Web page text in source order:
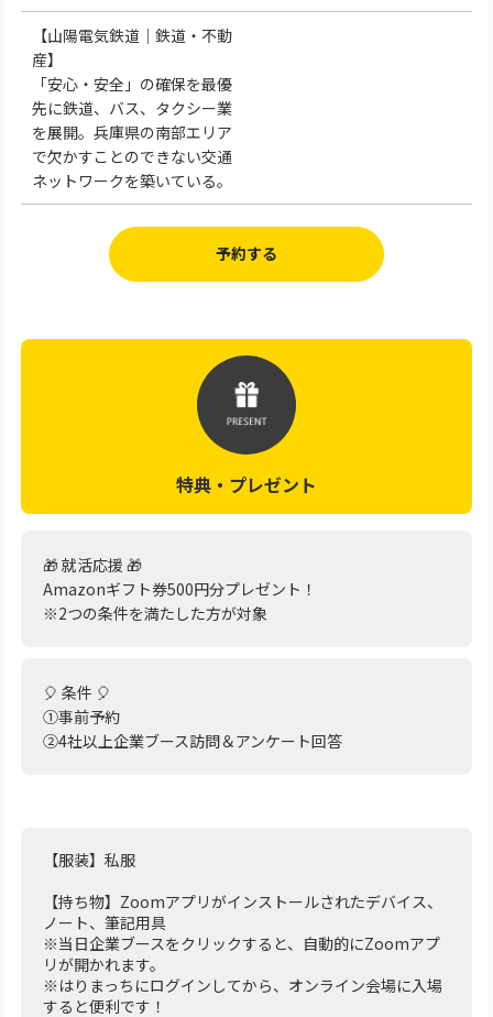
【山陽電気鉄道｜鉄道・不動
産】
「安心・安全」の確保を最優
先に鉄道、バス、タクシー業
を展開。兵庫県の南部エリア
で欠かすことのできない交通
ネットワークを築いている。
予約する
特典・プレゼント
🎁 就活応援 🎁
Amazonギフト券500円分プレゼント！
※2つの条件を満たした方が対象
🎈 条件 🎈
①事前予約
②4社以上企業ブース訪問＆アンケート回答
【服装】私服
【持ち物】Zoomアプリがインストールされたデバイス、
ノート、筆記用具
※当日企業ブースをクリックすると、自動的にZoomアプ
リが開かれます。
※はりまっちにログインしてから、オンライン会場に入場
すると便利です！